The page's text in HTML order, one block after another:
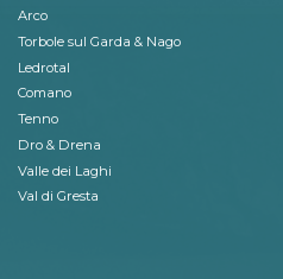
Arco
Torbole sul Garda & Nago
Ledrotal
Comano
Tenno
Dro & Drena
Valle dei Laghi
Val di Gresta